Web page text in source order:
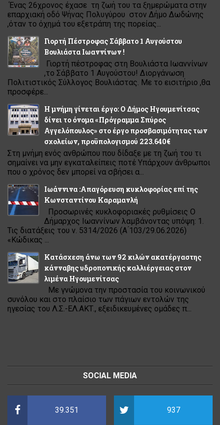
Ένας 26χρονος έχασε τη ζωή του τα ξημερώματα στην
επαρχιακή οδό Ψήνας Πολυγύρου στον Δήμο Δωδώνης
,όταν το όχημά του εξετράπη της πορείας...
Γιορτή Πέστροφας Σάββατο 1 Αυγούστου
Βουλιάστα Ιωαννίνων !
Γιορτή πέστροφας στη Βουλιάστα Ιωαννίνων
,το Σάββατο 1 Αυγούστου! Διοργάνωση
Πολιτιστικός Σύλλογος Βουλιάστας. Με το εισιτήριο ,θα
προσφέρε...
Η μνήμη γίνεται έργο: Ο Δήμος Ηγουμενίτσας
δίνει το όνομα «Πρόγραμμα Σπύρος
Αγγελόπουλος» στο έργο προσβασιμότητας των
σχολείων, προϋπολογισμού 223.640€
Στη μνήμη ενός ανθρώπου που δίδαξε με τη ζωή του τι
σημαίνει να μην εγκαταλείπεις ποτέ Υπάρχουν άνθρωποι
που ο χρόνος δεν μπορεί να σβήσει α...
Ιωάννινα :Απαγόρευση κυκλοφορίας επί της
Κωνσταντίνου Καραμανλή
Προσωρινές κυκλοφοριακές ρυθμίσεις Ο
Δήμαρχος Ιωαννίνων λαμβάνοντας υπόψη: 1.
Τις διατάξεις του ν. 5314/2026 (Α ́103/29.06.2026)
«Κώδικας ...
Κατάσχεση άνω των 92 κιλών ακατέργαστης
κάνναβης υδροπονικής καλλιέργειας στον
λιμένα Ηγουμενίτσας
Με γνώμονα την προστασία του κοινωνικού
συνόλου και στο πλαίσιο των πάγιων εντολών της
ηγεσίας του Λ.Σ.-ΕΛ.ΑΚΤ., εξειδικευμένες ομάδες π...
SOCIAL MEDIA
39.351 937